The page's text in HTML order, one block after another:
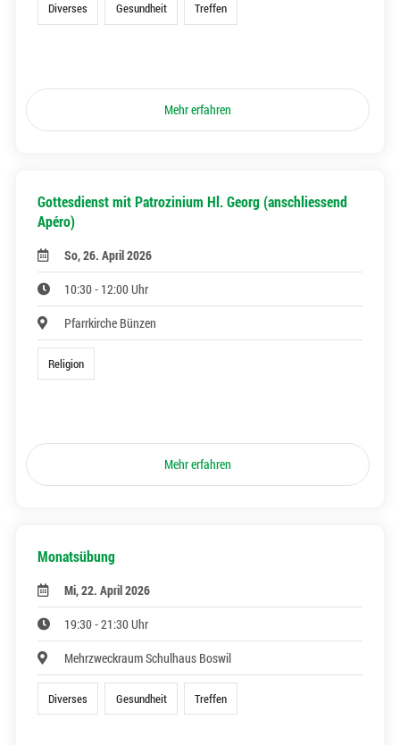
Diverses Gesundheit Treffen
Mehr erfahren
Gottesdienst mit Patrozinium Hl. Georg (anschliessend
Apéro)
So, 26. April 2026
10:30 - 12:00 Uhr
Pfarrkirche Bünzen
Religion
Mehr erfahren
Monatsübung
Mi, 22. April 2026
19:30 - 21:30 Uhr
Mehrzweckraum Schulhaus Boswil
Diverses Gesundheit Treffen